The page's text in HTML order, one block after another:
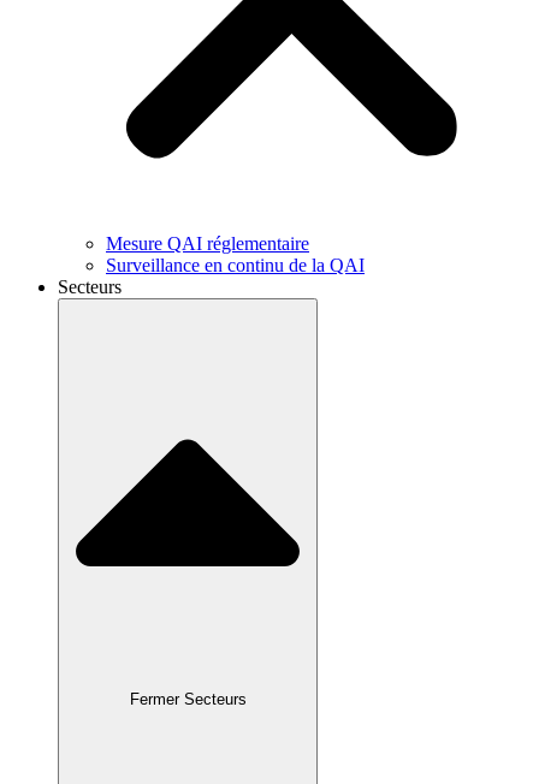
Mesure QAI réglementaire
Surveillance en continu de la QAI
Secteurs
Fermer Secteurs